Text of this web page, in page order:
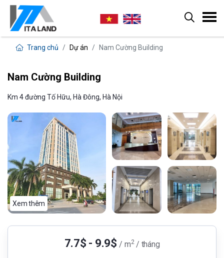
Trang chủ Dự án Nam Cường Building
Nam Cường Building
Km 4 đường Tố Hữu, Hà Đông, Hà Nội
Xem thêm
7.7$ - 9.9$/ m2/ tháng